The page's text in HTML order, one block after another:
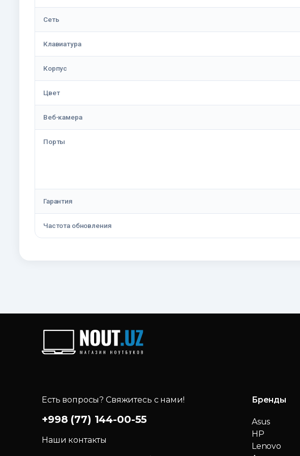
Сеть
Клавиатура
Корпус
Цвет
Веб-камера
Порты
Гарантия
Частота обновления
Есть вопросы? Свяжитесь с нами!
+998 (77) 144-00-55
Наши контакты
Бренды
Asus
HP
Lenovo